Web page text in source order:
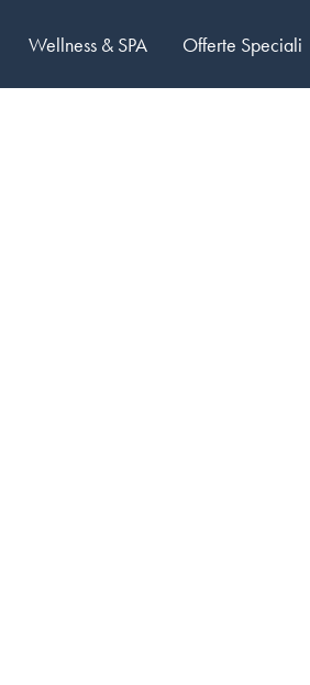
Wellness & SPA Offerte Speciali